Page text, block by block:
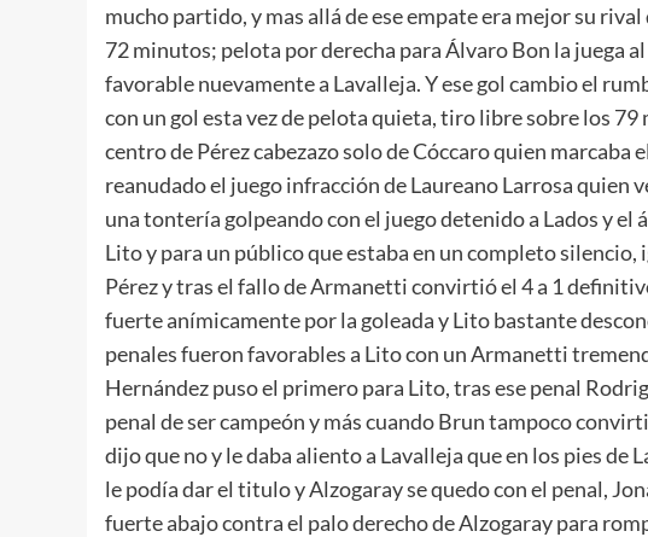
mucho partido, y mas allá de ese empate era mejor su
72 minutos; pelota por derecha para Álvaro Bon la juega
favorable nuevamente a Lavalleja. Y ese gol cambio el
con un gol esta vez de pelota quieta, tiro libre sobre los
centro de Pérez cabezazo solo de Cóccaro quien
reanudado el juego infracción de Laureano Larrosa quien
una tontería golpeando con el juego detenido a Lados y
Lito y para un público que estaba en un completo
Pérez y tras el fallo de Armanetti convirtió el 4 a 1
fuerte anímicamente por la goleada y Lito bastante
penales fueron favorables a Lito con un Armanetti
Hernández puso el primero para Lito, tras ese penal
penal de ser campeón y más cuando Brun tampoco
dijo que no y le daba aliento a Lavalleja que en los pies
le podía dar el titulo y Alzogaray se quedo con el penal,
fuerte abajo contra el palo derecho de Alzogaray para